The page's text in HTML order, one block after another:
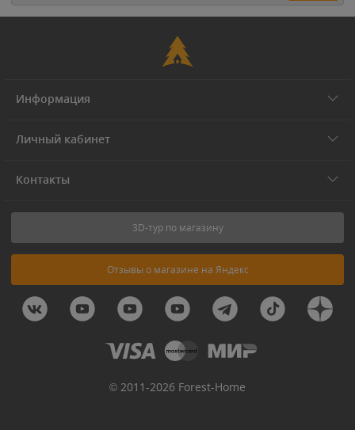
Информация
Личный кабинет
Контакты
3D-тур по магазину
Отзывы о магазине на Яндекс
© 2011-2026 Forest-Home